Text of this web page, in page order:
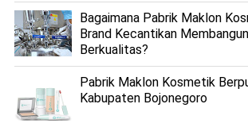
Bagaimana Pabrik Maklon
Brand Kecantikan
Berkualitas?
Pabrik Maklon Kosmetik
Kabupaten Bojonegoro